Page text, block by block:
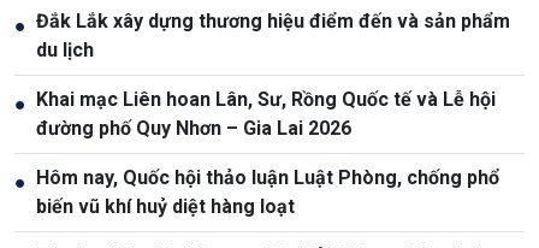
● Đắk Lắk xây dựng thương hiệu điểm đến và sản phẩm
du lịch
● Khai mạc Liên hoan Lân, Sư, Rồng Quốc tế và Lễ hội
đường phố Quy Nhơn – Gia Lai 2026
● Hôm nay, Quốc hội thảo luận Luật Phòng, chống phổ
biến vũ khí huỷ diệt hàng loạt